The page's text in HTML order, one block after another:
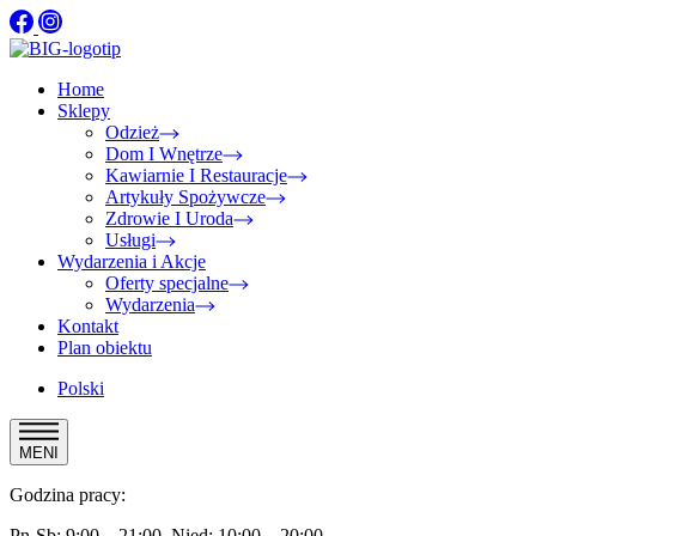
Home
Sklepy
Odzież
Dom I Wnętrze
Kawiarnie I Restauracje
Artykuły Spożywcze
Zdrowie I Uroda
Usługi
Wydarzenia i Akcje
Oferty specjalne
Wydarzenia
Kontakt
Plan obiektu
Polski
MENI
Godzina pracy: